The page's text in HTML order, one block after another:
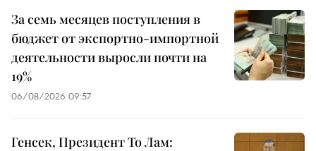
За семь месяцев поступления в
бюджет от экспортно-импортной
деятельности выросли почти на
19%
06/08/2026 09:57
Генсек, Президент То Лам: